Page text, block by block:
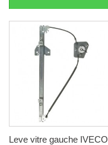
Leve vitre gauche IVECO